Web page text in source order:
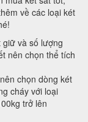
về các loại két
và số lượng
nên chọn thể tích
chọn dòng két
cháy với loại
trở lên